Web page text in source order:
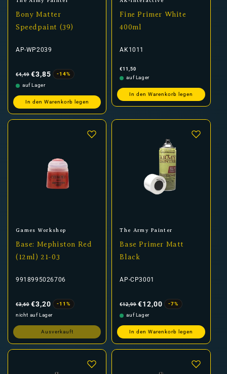
Bony Matter
Speedpaint (39)
AP-WP2039
Preis
€4,49 €3,85
-14%
auf Lager
In den Warenkorb legen
Fine Primer White
400ml
AK1011
Normaler
Preis
€11,50
auf Lager
In den Warenkorb legen
Anbieter:
Games Workshop
Base: Mephiston Red
(12ml) 21-03
9918995026706
Preis
€3,60 €3,20
-11%
nicht auf Lager
Ausverkauft
Anbieter:
The Army Painter
Base Primer Matt
Black
AP-CP3001
Preis
€12,99 €12,00
-7%
auf Lager
In den Warenkorb legen